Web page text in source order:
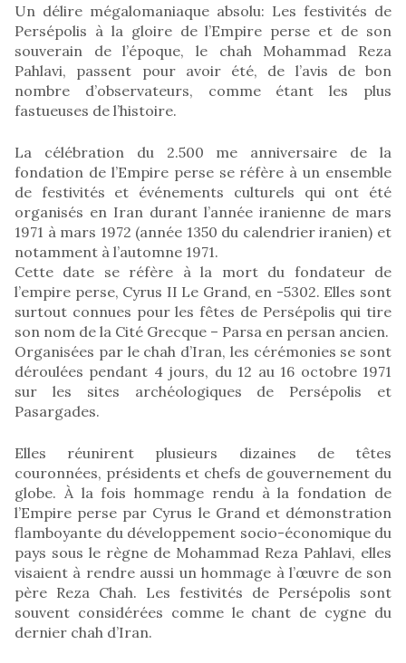
Un délire mégalomaniaque absolu: Les festivités de
Persépolis à la gloire de l’Empire perse et de son
souverain de l’époque, le chah Mohammad Reza
Pahlavi, passent pour avoir été, de l’avis de bon
nombre d’observateurs, comme étant les plus
fastueuses de l’histoire.
La célébration du 2.500 me anniversaire de la
fondation de l’Empire perse se réfère à un ensemble
de festivités et événements culturels qui ont été
organisés en Iran durant l’année iranienne de mars
1971 à mars 1972 (année 1350 du calendrier iranien) et
notamment à l’automne 1971.
Cette date se réfère à la mort du fondateur de
l’empire perse, Cyrus II Le Grand, en -5302. Elles sont
surtout connues pour les fêtes de Persépolis qui tire
son nom de la Cité Grecque – Parsa en persan ancien.
Organisées par le chah d’Iran, les cérémonies se sont
déroulées pendant 4 jours, du 12 au 16 octobre 1971
sur les sites archéologiques de Persépolis et
Pasargades.
Elles réunirent plusieurs dizaines de têtes
couronnées, présidents et chefs de gouvernement du
globe. À la fois hommage rendu à la fondation de
l’Empire perse par Cyrus le Grand et démonstration
flamboyante du développement socio-économique du
pays sous le règne de Mohammad Reza Pahlavi, elles
visaient à rendre aussi un hommage à l’œuvre de son
père Reza Chah. Les festivités de Persépolis sont
souvent considérées comme le chant de cygne du
dernier chah d’Iran.